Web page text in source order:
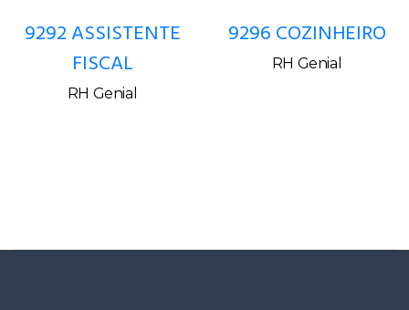
9292 ASSISTENTE
FISCAL
RH Genial
9296 COZINHEIRO
RH Genial